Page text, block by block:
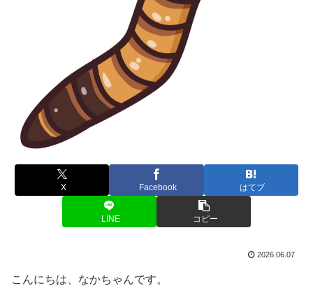
X Facebook はてブ
LINE コピー
2026.06.07
こんにちは、なかちゃんです。